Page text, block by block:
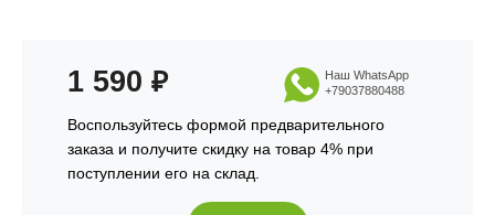
1 590 ₽
Воспользуйтесь формой предварительного
заказа и получите скидку на товар 4% при
поступлении его на склад.
Наш WhatsApp
+79037880488